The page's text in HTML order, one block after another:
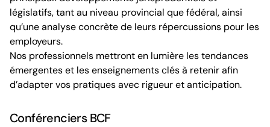
législatifs, tant au niveau provincial que fédéral, ainsi
qu’une analyse concrète de leurs répercussions pour les
employeurs.
Nos professionnels mettront en lumière les tendances
émergentes et les enseignements clés à retenir afin
d’adapter vos pratiques avec rigueur et anticipation.
Conférenciers BCF